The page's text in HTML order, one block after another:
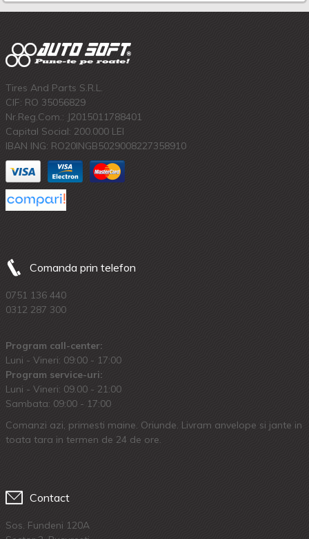
Tires And Parts S.R.L.
CIF: RO 35056829
Nr.Reg.Com.: J2015011788401
Capital Social: 200.000 LEI
IBAN ING: RO20INGB5029008227358910
Comanda prin telefon
0751 136 440
0312 287 300
Program call-center:
Luni - Vineri: 09:00 - 17:00
Program service-uri:
Luni - Vineri: 09.00 - 21:00
Sambata: 09:00 - 17:00
Comanzi azi, primesti maine. Oriunde. Livram anvelope si jante in
toata tara in termen de 24 de ore.
Contact
Sos. Fundeni 120A